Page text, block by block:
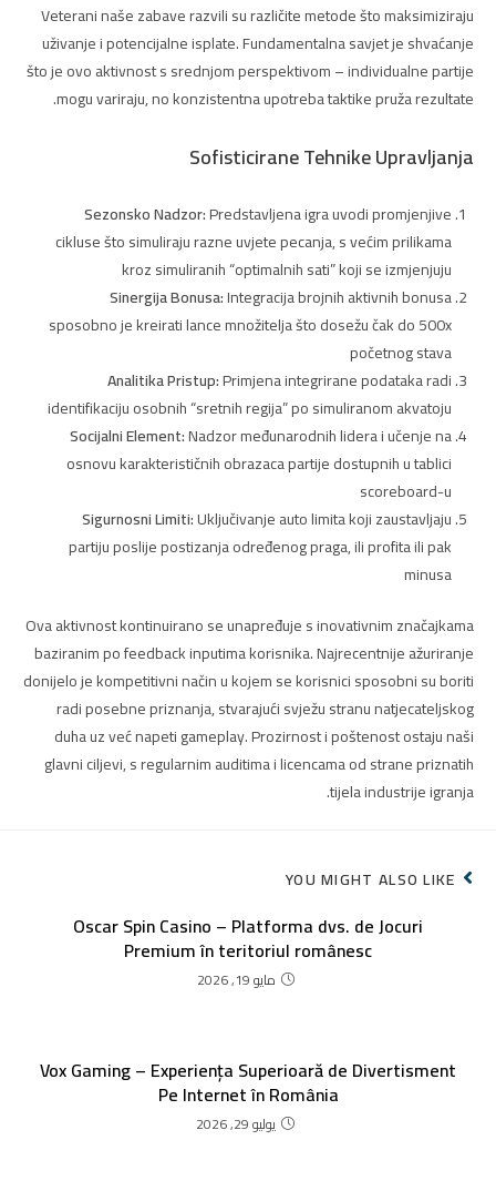
Veterani naše zabave razvili su različite metode što maksimiziraju
uživanje i potencijalne isplate. Fundamentalna savjet je shvaćanje
što je ovo aktivnost s srednjom perspektivom – individualne partije
mogu variraju, no konzistentna upotreba taktike pruža rezultate.
Sofisticirane Tehnike Upravljanja
Sezonsko Nadzor:Predstavljena igra uvodi promjenjive
cikluse što simuliraju razne uvjete pecanja, s većim prilikama
kroz simuliranih “optimalnih sati” koji se izmjenjuju
Sinergija Bonusa:Integracija brojnih aktivnih bonusa
sposobno je kreirati lance množitelja što dosežu čak do 500x
početnog stava
Analitika Pristup:Primjena integrirane podataka radi
identifikaciju osobnih “sretnih regija” po simuliranom akvatoju
Socijalni Element:Nadzor međunarodnih lidera i učenje na
osnovu karakterističnih obrazaca partije dostupnih u tablici
scoreboard-u
Sigurnosni Limiti:Uključivanje auto limita koji zaustavljaju
partiju poslije postizanja određenog praga, ili profita ili pak
minusa
Ova aktivnost kontinuirano se unapređuje s inovativnim značajkama
baziranim po feedback inputima korisnika. Najrecentnije ažuriranje
donijelo je kompetitivni način u kojem se korisnici sposobni su boriti
radi posebne priznanja, stvarajući svježu stranu natjecateljskog
duha uz već napeti gameplay. Prozirnost i poštenost ostaju naši
glavni ciljevi, s regularnim auditima i licencama od strane priznatih
tijela industrije igranja.
YOU MIGHT ALSO LIKE
Oscar Spin Casino – Platforma dvs. de Jocuri
Premium în teritoriul românesc
مايو 19, 2026
Vox Gaming – Experiența Superioară de Divertisment
Pe Internet în România
يوليو 29, 2026